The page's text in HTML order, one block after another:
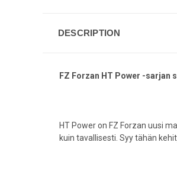
DESCRIPTION
FZ Forzan HT Power -sarjan
HT Power on FZ Forzan uusi
kuin tavallisesti. Syy tähän